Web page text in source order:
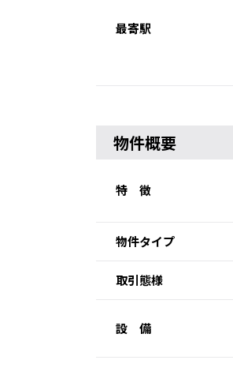
最寄駅
物件概要
特 徴
物件タイプ
取引態様
設 備